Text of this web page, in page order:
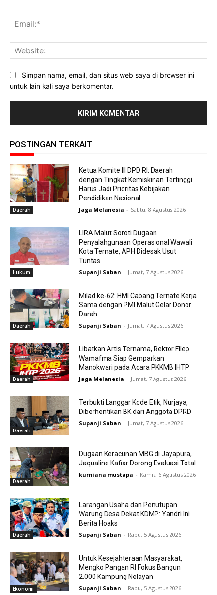
Simpan nama, email, dan situs web saya di browser ini
untuk lain kali saya berkomentar.
POSTINGAN TERKAIT
Daerah
Ketua Komite III DPD RI: Daerah
dengan Tingkat Kemiskinan Tertinggi
Harus Jadi Prioritas Kebijakan
Pendidikan Nasional
Jaga Melanesia - Sabtu, 8 Agustus 2026
Hukum
LIRA Malut Soroti Dugaan
Penyalahgunaan Operasional Wawali
Kota Ternate, APH Didesak Usut
Tuntas
Supanji Saban - Jumat, 7 Agustus 2026
Daerah
Milad ke-62: HMI Cabang Ternate Kerja
Sama dengan PMI Malut Gelar Donor
Darah
Supanji Saban - Jumat, 7 Agustus 2026
Daerah
Libatkan Artis Ternama, Rektor Filep
Wamafma Siap Gemparkan
Manokwari pada Acara PKKMB IHTP
Jaga Melanesia - Jumat, 7 Agustus 2026
Daerah
Terbukti Langgar Kode Etik, Nurjaya,
Diberhentikan BK dari Anggota DPRD
Supanji Saban - Jumat, 7 Agustus 2026
Daerah
Dugaan Keracunan MBG di Jayapura,
Jaqualine Kafiar Dorong Evaluasi Total
kurniana mustapa - Kamis, 6 Agustus 2026
Daerah
Larangan Usaha dan Penutupan
Warung Desa Dekat KDMP: Yandri Ini
Berita Hoaks
Supanji Saban - Rabu, 5 Agustus 2026
Ekonomi
Untuk Kesejahteraan Masyarakat,
Mengko Pangan RI Fokus Bangun
2.000 Kampung Nelayan
Supanji Saban - Rabu, 5 Agustus 2026